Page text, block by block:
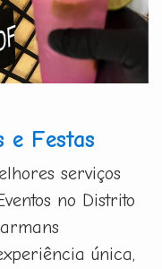
e Festas
serviços
no Distrito
única,